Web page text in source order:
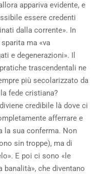
appariva evidente, e
essere credenti
dalla corrente». In
ma «va
e degenerazioni». Il
trascendentali ne
più secolarizzato da
fede cristiana?
credibile là dove ci
afferrare e
la sua conferma. Non
sin troppe), ma di
E poi ci sono «le
che diventano